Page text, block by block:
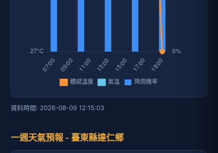
資料時間: 2026-08-09 12:15:03
一週天氣預報 - 臺東縣達仁鄉